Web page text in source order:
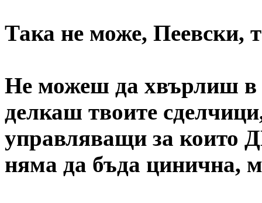
Така не може, Пеевски,
Не можеш да хвърлиш в
делкаш твоите
управляващи за които
няма да бъда цинична,